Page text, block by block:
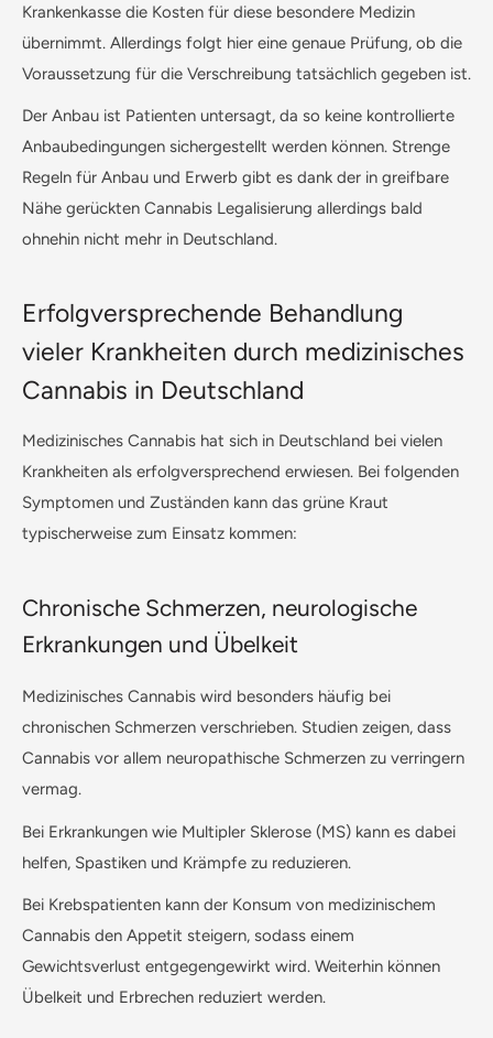
Krankenkasse die Kosten für diese besondere Medizin
übernimmt. Allerdings folgt hier eine genaue Prüfung, ob die
Voraussetzung für die Verschreibung tatsächlich gegeben ist.
Der Anbau ist Patienten untersagt, da so keine kontrollierte
Anbaubedingungen sichergestellt werden können. Strenge
Regeln für Anbau und Erwerb gibt es dank der in greifbare
Nähe gerückten Cannabis Legalisierung allerdings bald
ohnehin nicht mehr in Deutschland.
Erfolgversprechende Behandlung
vieler Krankheiten durch medizinisches
Cannabis in Deutschland
Medizinisches Cannabis hat sich in Deutschland bei vielen
Krankheiten als erfolgversprechend erwiesen. Bei folgenden
Symptomen und Zuständen kann das grüne Kraut
typischerweise zum Einsatz kommen:
Chronische Schmerzen, neurologische
Erkrankungen und Übelkeit
Medizinisches Cannabis wird besonders häufig bei
chronischen Schmerzen verschrieben. Studien zeigen, dass
Cannabis vor allem neuropathische Schmerzen zu verringern
vermag.
Bei Erkrankungen wie Multipler Sklerose (MS) kann es dabei
helfen, Spastiken und Krämpfe zu reduzieren.
Bei Krebspatienten kann der Konsum von medizinischem
Cannabis den Appetit steigern, sodass einem
Gewichtsverlust entgegengewirkt wird. Weiterhin können
Übelkeit und Erbrechen reduziert werden.